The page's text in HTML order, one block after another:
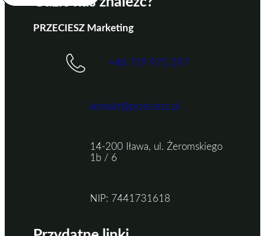
PRZECIESZ Marketing
+48 739 975 297
kontakt@przeciesz.pl
14-200 Iława, ul. Żeromskiego
1b / 6
NIP: 7441731618